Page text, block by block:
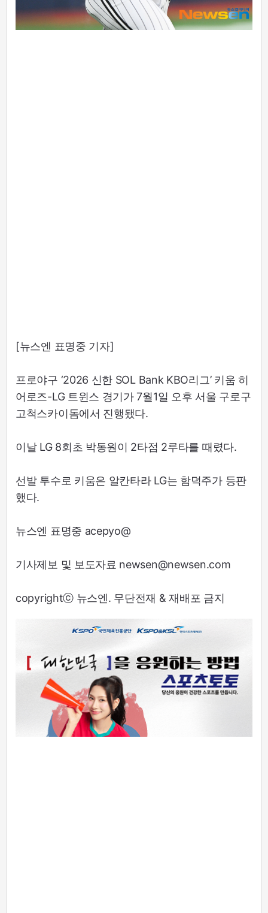
[뉴스엔 표명중 기자]
프로야구 ‘2026 신한 SOL Bank KBO리그’ 키움 히
어로즈-LG 트윈스 경기가 7월1일 오후 서울 구로구
고척스카이돔에서 진행됐다.
이날 LG 8회초 박동원이 2타점 2루타를 때렸다.
선발 투수로 키움은 알칸타라 LG는 함덕주가 등판
했다.
뉴스엔 표명중 acepyo@
기사제보 및 보도자료 newsen@newsen.com
copyrightⓒ 뉴스엔. 무단전재 & 재배포 금지